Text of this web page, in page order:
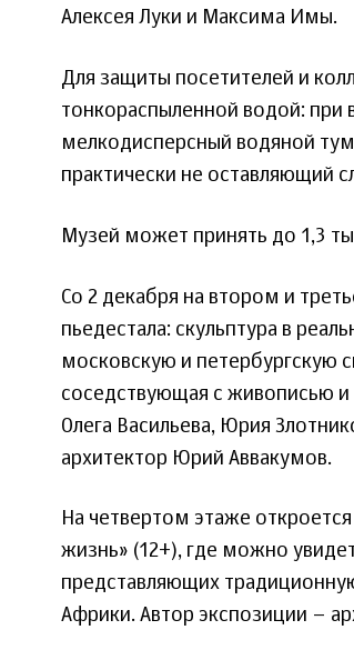
Алексея Луки и Максима Имы.
Для защиты посетителей и
тонкораспыленной водой: при
мелкодисперсный водяной
практически не оставляющий
Музей может принять до 1,3
Со 2 декабря на втором и
пьедестала: скульптура в
московскую и петербургскую
соседствующая с живописью и
Олега Васильева, Юрия
архитектор Юрий Аввакумов.
На четвертом этаже
жизнь» (12+), где можно
представляющих
Африки. Автор экспозиции –